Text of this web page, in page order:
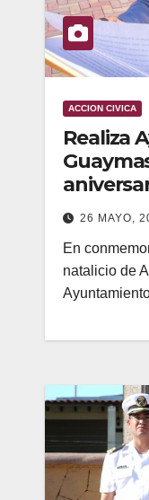
ACCION CIVICA
Realiza
de la
26 MAYO,
En
natalicio de